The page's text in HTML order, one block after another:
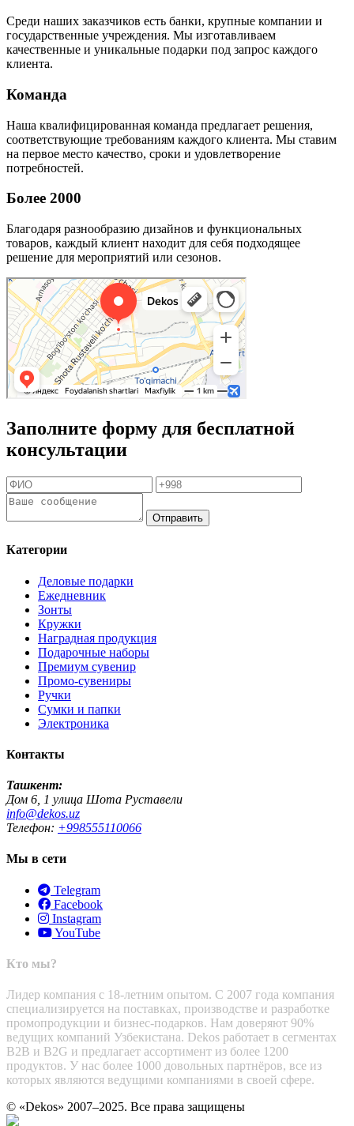
Среди наших заказчиков есть банки, крупные компании и
государственные учреждения. Мы изготавливаем
качественные и уникальные подарки под запрос каждого
клиента.
Команда
Наша квалифицированная команда предлагает решения,
соответствующие требованиям каждого клиента. Мы ставим
на первое место качество, сроки и удовлетворение
потребностей.
Более 2000
Благодаря разнообразию дизайнов и функциональных
товаров, каждый клиент находит для себя подходящее
решение для мероприятий или сезонов.
Заполните форму для бесплатной
консультации
Отправить
Категории
Деловые подарки
Ежедневник
Зонты
Кружки
Наградная продукция
Подарочные наборы
Премиум сувенир
Промо-сувениры
Ручки
Сумки и папки
Электроника
Контакты
Ташкент:
Дом 6, 1 улица Шота Руставели
info@dekos.uz
Телефон: +998555110066
Мы в сети
Telegram
Facebook
Instagram
YouTube
Кто мы?
Лидер компания с 18-летним опытом. С 2007 года компания
специализируется на поставках, производстве и разработке
промопродукции и бизнес-подарков. Нам доверяют 90%
ведущих компаний Узбекистана. Dekos работает в сегментах
B2B и B2G и предлагает ассортимент из более 1200
продуктов. У нас более 1000 довольных партнёров, все из
которых являются ведущими компаниями в своей сфере.
© «Dekos» 2007–2025. Все права защищены